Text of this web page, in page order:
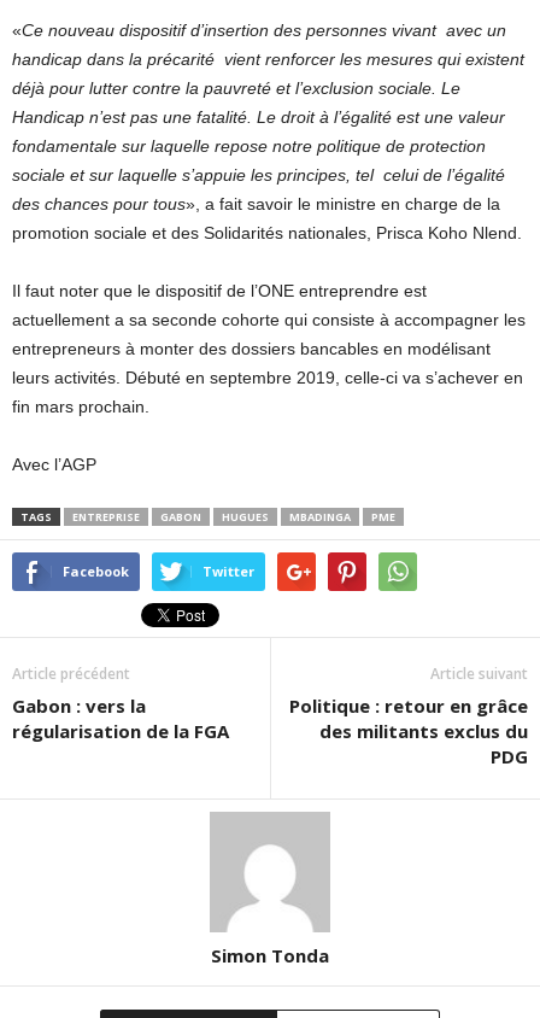
«Ce nouveau dispositif d’insertion des personnes vivant avec un
handicap dans la précarité vient renforcer les mesures qui existent
déjà pour lutter contre la pauvreté et l’exclusion sociale. Le
Handicap n’est pas une fatalité. Le droit à l’égalité est une valeur
fondamentale sur laquelle repose notre politique de protection
sociale et sur laquelle s’appuie les principes, tel celui de l’égalité
des chances pour tous», a fait savoir le ministre en charge de la
promotion sociale et des Solidarités nationales, Prisca Koho Nlend.
Il faut noter que le dispositif de l’ONE entreprendre est
actuellement a sa seconde cohorte qui consiste à accompagner les
entrepreneurs à monter des dossiers bancables en modélisant
leurs activités. Débuté en septembre 2019, celle-ci va s’achever en
fin mars prochain.
Avec l’AGP
TAGS ENTREPRISE GABON HUGUES MBADINGA PME
Facebook Twitter
Article précédent
Gabon : vers la
régularisation de la FGA
Article suivant
Politique : retour en grâce
des militants exclus du
PDG
Simon Tonda